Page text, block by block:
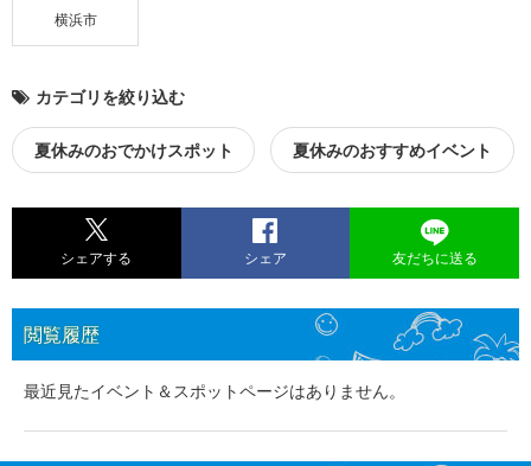
横浜市
カテゴリを絞り込む
夏休みのおでかけスポット 夏休みのおすすめイベント
シェアする シェア 友だちに送る
閲覧履歴
最近見たイベント＆スポットページはありません。